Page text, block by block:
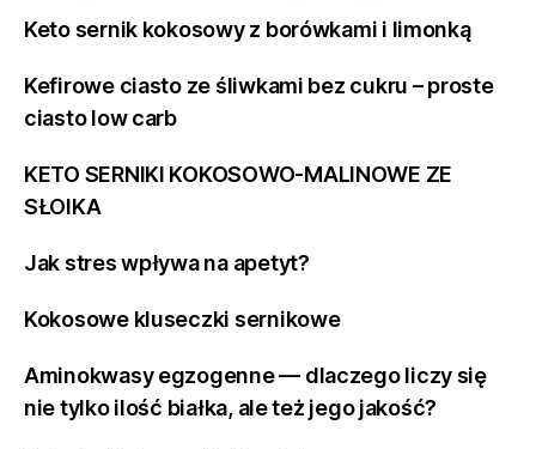
Keto sernik kokosowy z borówkami i limonką
Kefirowe ciasto ze śliwkami bez cukru – proste
ciasto low carb
KETO SERNIKI KOKOSOWO-MALINOWE ZE
SŁOIKA
Jak stres wpływa na apetyt?
Kokosowe kluseczki sernikowe
Aminokwasy egzogenne — dlaczego liczy się
nie tylko ilość białka, ale też jego jakość?